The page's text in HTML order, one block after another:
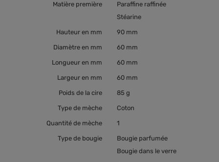
Matière première
Paraffine raffinée
Stéarine
Hauteur en mm 90 mm
Diamètre en mm 60 mm
Longueur en mm 60 mm
Largeur en mm 60 mm
Poids de la cire 85 g
Type de mèche Coton
Quantité de mèche 1
Type de bougie
Bougie parfumée
Bougie dans le verre